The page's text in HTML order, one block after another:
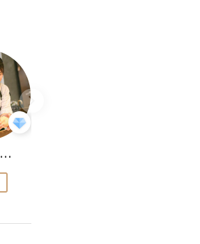
艾華斯@鄭大小姐工房